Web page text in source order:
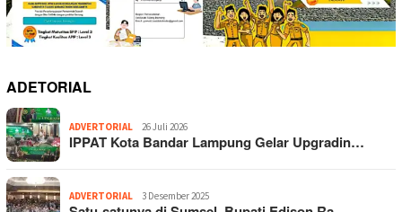
ADETORIAL
ADVERTORIAL 26 Juli 2026
IPPAT Kota Bandar Lampung Gelar Upgradin…
ADVERTORIAL 3 Desember 2025